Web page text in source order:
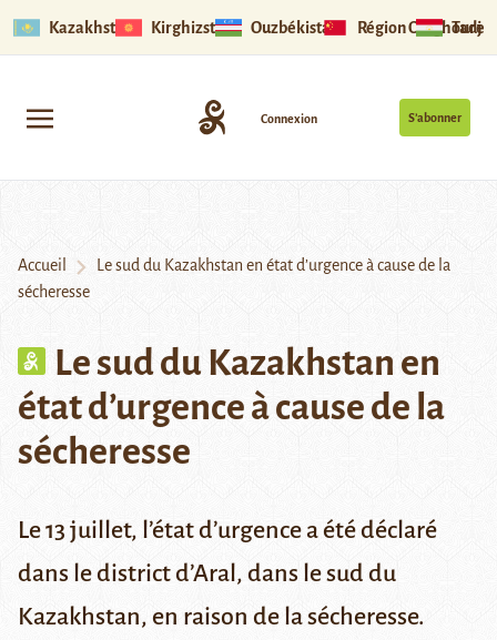
Kazakhstan Kirghizstan Ouzbékistan Région Ouïghoure
S’abonner
Connexion
Accueil
Le sud du Kazakhstan en état d’urgence à cause de la
sécheresse
Le sud du Kazakhstan en
état d’urgence à cause de la
sécheresse
Le 13 juillet, l’état d’urgence a été déclaré
dans le district d’Aral, dans le sud du
Kazakhstan, en raison de la sécheresse.